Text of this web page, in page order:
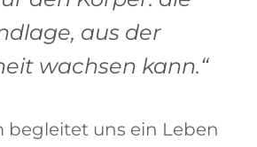
aus der
wachsen kann.“
begleitet uns ein Leben